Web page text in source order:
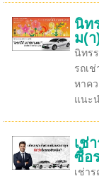
นิท
ม(า
นิทร
รถเ
หาค
แนะ
เช่
ซื้อ
เช่า